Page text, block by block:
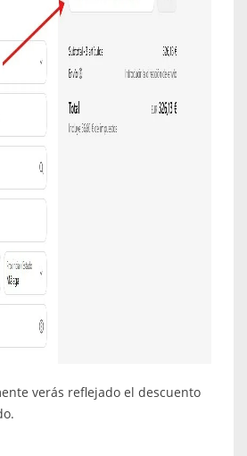
verás reflejado el descuento